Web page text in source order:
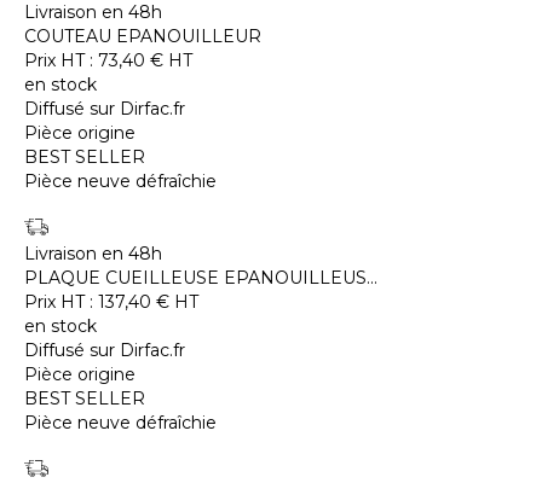
Livraison en 48h
COUTEAU EPANOUILLEUR
Prix HT : 73,40 € HT
en stock
Diffusé sur Dirfac.fr
Pièce origine
BEST SELLER
Pièce neuve défraîchie
Livraison en 48h
PLAQUE CUEILLEUSE EPANOUILLEUS...
Prix HT : 137,40 € HT
en stock
Diffusé sur Dirfac.fr
Pièce origine
BEST SELLER
Pièce neuve défraîchie